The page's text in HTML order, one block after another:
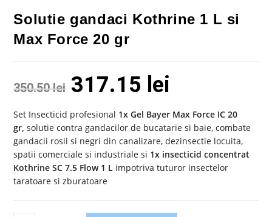
Solutie gandaci Kothrine 1 L si
Max Force 20 gr
350.50lei 317.15 lei
Set Insecticid profesional 1x Gel Bayer Max Force IC 20
gr,solutie contra gandacilor de bucatarie si baie, combate
gandacii rosii si negri din canalizare, dezinsectie locuita,
spatii comerciale si industriale si 1x insecticid concentrat
Kothrine SC 7.5 Flow 1 L impotriva tuturor insectelor
taratoare si zburatoare